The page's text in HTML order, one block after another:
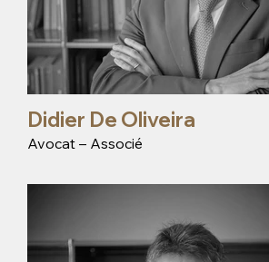
Didier De Oliveira
Avocat – Associé